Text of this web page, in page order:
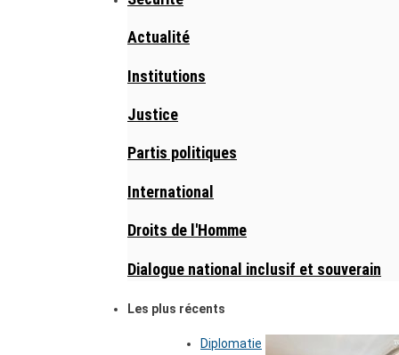
Actualité
Institutions
Justice
Partis politiques
International
Droits de l'Homme
Dialogue national inclusif et souverain
Les plus récents
Diplomatie